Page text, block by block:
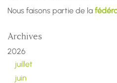
Nous faisons partie de la
Archives
2026
juillet
juin